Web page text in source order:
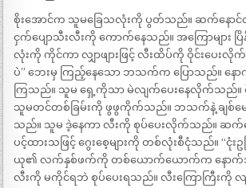
စိုးအောင်က သူမခြေသလုံးကို ပွတ်သည်။ ဆက်နောင်လီ
ငှက်ပျောသီးလီးကို ကောက်နေသည်။ အကြောများ ပြိ
လုံးကို ကိုင်ကာ လျှာဖျားဖြင့် လီးထိပ်ကို ဝိုင်းပေးလိုက်
ပဲ” ဘေးမှ ကြည့်နေသော ဘသက်က ပြောသည်။ နော
ကြသည်။ သူမ ရှေ့ကိုသာ မဲလျက်ပေးနေလိုက်သည်။
သူမတင်တစ်ခြမ်းကို ဖွဖွကိုက်သည်။ ဘသက်နဲ့ ချစ်မ
သည်။ သူမ ဒဲ့နေကာ လီးကို စုပ်ပေးလိုက်သည်။ ဆက်န
ပင့်ထားသဖြင့် ဂွေးစေ့များကို တစ်လုံးစီငုံသည်။ “ငုံး
ယု၏ လက်နှစ်ဖက်ကို တစ်ယောက်ယောက်က နောက်
လီးကို မကိုင်ရဘဲ စုပ်ပေးရသည်။ လီးကြောကြီးကို